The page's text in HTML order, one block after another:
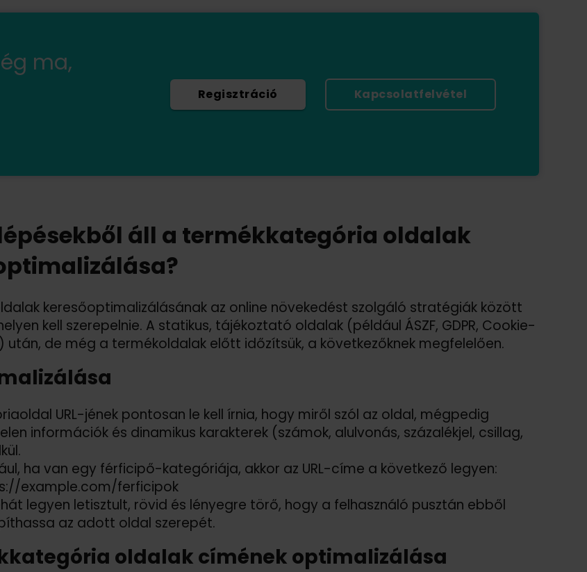
ma,
Regisztráció Kapcsolatfelvétel
áll a termékkategória oldalak
keresőoptimalizálásának az online növekedést szolgáló stratégiák között
kell szerepelnie. A statikus, tájékoztató oldalak (például ÁSZF, GDPR, Cookie-
után, de még a termékoldalak előtt időzítsük, a következőknek megfelelően.
URL-jének pontosan le kell írnia, hogy miről szól az oldal, mégpedig
információk és dinamikus karakterek (számok, alulvonás, százalékjel, csillag,
ha van egy férficipő-kategóriája, akkor az URL-címe a következő legyen:
example.com/ferficipok
legyen letisztult, rövid és lényegre törő, hogy a felhasználó pusztán ebből
az adott oldal szerepét.
oldalak címének optimalizálása